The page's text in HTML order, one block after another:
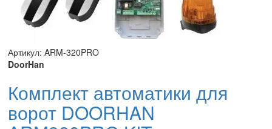
Артикул: ARM-320PRO
DoorHan
Комплект автоматики для
ворот DOORHAN